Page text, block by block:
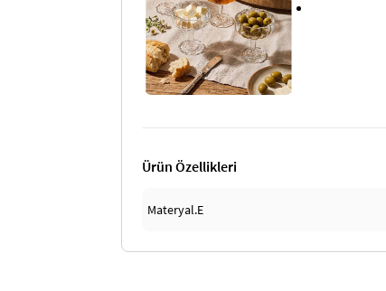
Ürün Özellikleri
Materyal.E